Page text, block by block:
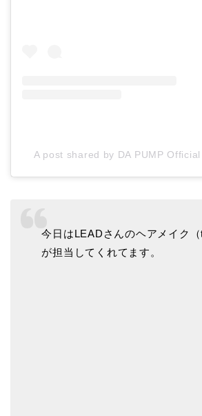
A post shared by DA PUMP
今日はLEADさんのヘアメイク
が担当してくれてます。